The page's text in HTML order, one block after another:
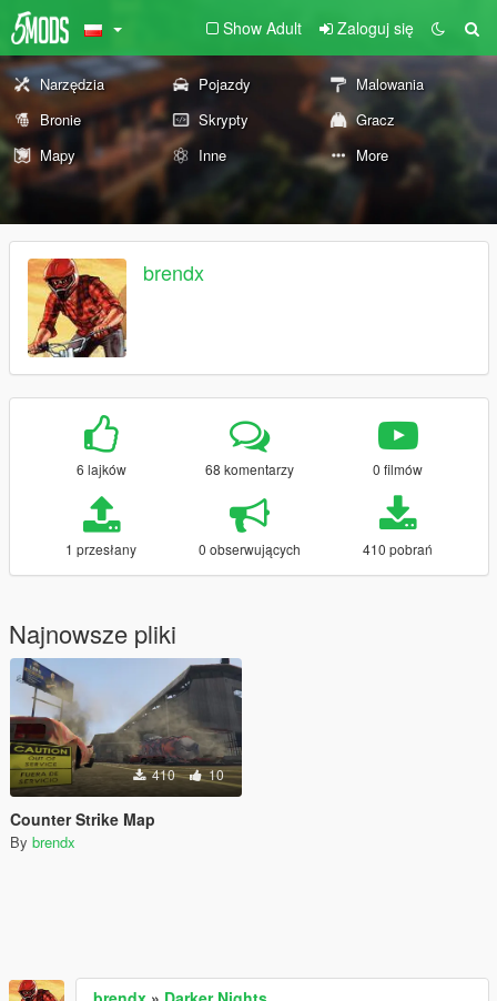
Show Adult Zaloguj się
Narzędzia Pojazdy
Malowania
Bronie
Skrypty
Gracz
Mapy
Inne More
brendx
6 lajków 68 komentarzy 0 filmów
1 przesłany 0 obserwujących 410 pobrań
Najnowsze pliki
410 10
Counter Strike Map
By brendx